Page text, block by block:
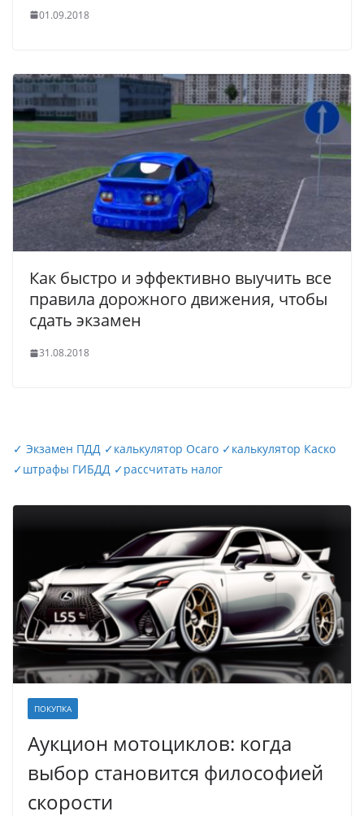
01.09.2018
Как быстро и эффективно выучить все
правила дорожного движения, чтобы
сдать экзамен
31.08.2018
✓ Экзамен ПДД ✓калькулятор Осаго ✓калькулятор Каско
✓штрафы ГИБДД ✓рассчитать налог
ПОКУПКА
Аукцион мотоциклов: когда
выбор становится философией
скорости